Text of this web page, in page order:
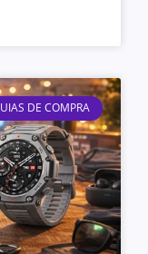
DE COMPRA